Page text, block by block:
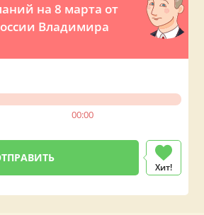
на 8 марта от
Владимира
00:00
Хит!